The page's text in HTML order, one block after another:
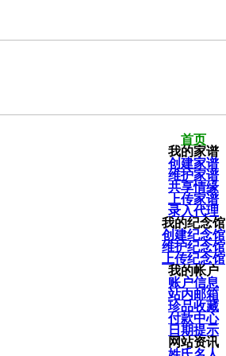
首页
我的家谱
创建家谱
维护家谱
共享情缘
上传家谱
录入代理
我的纪念馆
创建纪念馆
维护纪念馆
上传纪念馆
我的帐户
账户信息
站内邮箱
珍品收藏
付款中心
日期提示
网站资讯